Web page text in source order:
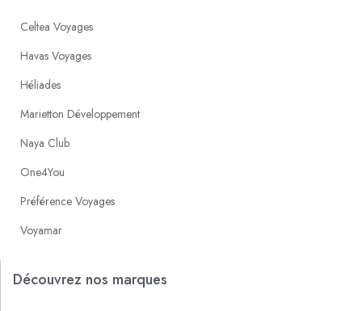
Celtea Voyages
Havas Voyages
Héliades
Marietton Développement
Naya Club
One4You
Préférence Voyages
Voyamar
Découvrez nos marques